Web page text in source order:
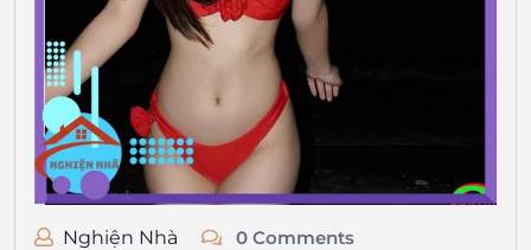
Nghiện Nhà 0 Comments